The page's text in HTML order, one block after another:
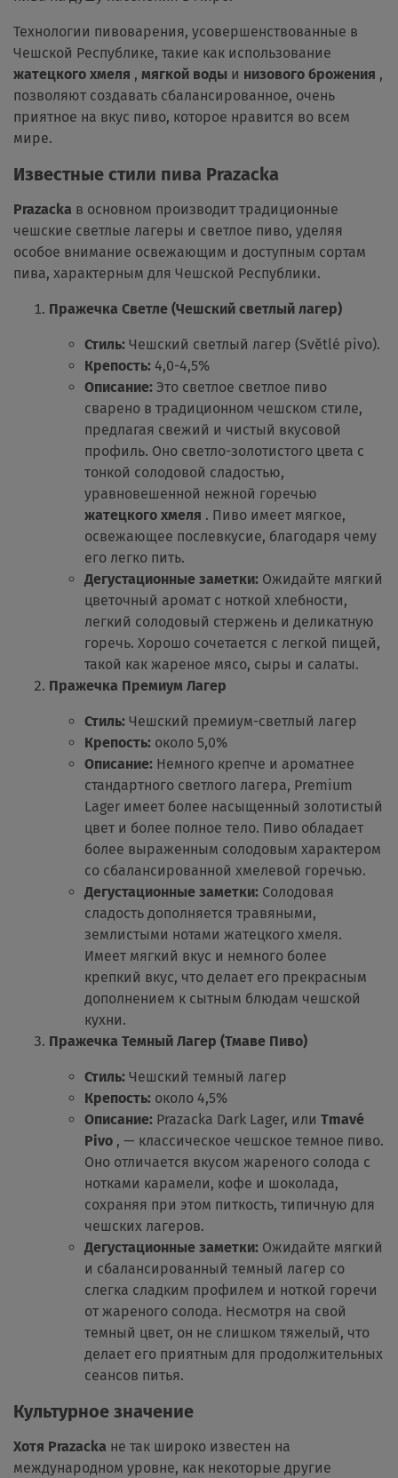
Технологии пивоварения, усовершенствованные в
Чешской Республике, такие как использование
жатецкого хмеля , мягкой воды и низового брожения ,
позволяют создавать сбалансированное, очень
приятное на вкус пиво, которое нравится во всем
мире.
Известные стили пива Prazacka
Prazacka в основном производит традиционные
чешские светлые лагеры и светлое пиво, уделяя
особое внимание освежающим и доступным сортам
пива, характерным для Чешской Республики.
Пражечка Светле (Чешский светлый лагер)
Стиль: Чешский светлый лагер (Světlé pivo).
Крепость: 4,0-4,5%
Описание: Это светлое светлое пиво
сварено в традиционном чешском стиле,
предлагая свежий и чистый вкусовой
профиль. Оно светло-золотистого цвета с
тонкой солодовой сладостью,
уравновешенной нежной горечью
жатецкого хмеля . Пиво имеет мягкое,
освежающее послевкусие, благодаря чему
его легко пить.
Дегустационные заметки: Ожидайте мягкий
цветочный аромат с ноткой хлебности,
легкий солодовый стержень и деликатную
горечь. Хорошо сочетается с легкой пищей,
такой как жареное мясо, сыры и салаты.
Пражечка Премиум Лагер
Стиль: Чешский премиум-светлый лагер
Крепость: около 5,0%
Описание: Немного крепче и ароматнее
стандартного светлого лагера, Premium
Lager имеет более насыщенный золотистый
цвет и более полное тело. Пиво обладает
более выраженным солодовым характером
со сбалансированной хмелевой горечью.
Дегустационные заметки: Солодовая
сладость дополняется травяными,
землистыми нотами жатецкого хмеля.
Имеет мягкий вкус и немного более
крепкий вкус, что делает его прекрасным
дополнением к сытным блюдам чешской
кухни.
Пражечка Темный Лагер (Тмаве Пиво)
Стиль: Чешский темный лагер
Крепость: около 4,5%
Описание: Prazacka Dark Lager, или Tmavé
Pivo , — классическое чешское темное пиво.
Оно отличается вкусом жареного солода с
нотками карамели, кофе и шоколада,
сохраняя при этом питкость, типичную для
чешских лагеров.
Дегустационные заметки: Ожидайте мягкий
и сбалансированный темный лагер со
слегка сладким профилем и ноткой горечи
от жареного солода. Несмотря на свой
темный цвет, он не слишком тяжелый, что
делает его приятным для продолжительных
сеансов питья.
Культурное значение
Хотя Prazacka не так широко известен на
международном уровне, как некоторые другие